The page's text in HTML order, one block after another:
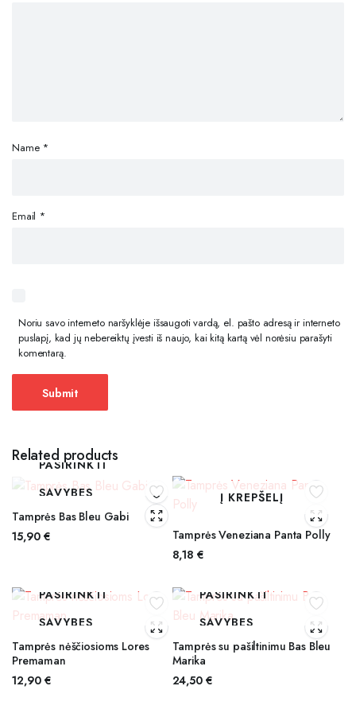
Name *
Email *
Noriu savo interneto naršyklėje išsaugoti vardą, el. pašto adresą ir interneto
puslapį, kad jų nebereiktų įvesti iš naujo, kai kitą kartą vėl norėsiu parašyti
komentarą.
Related products
PASIRINKTI
SAVYBES
Tamprės Bas Bleu Gabi
15,90€
Į KREPŠELĮ
Tamprės Veneziana Panta Polly
8,18 €
PASIRINKTI
SAVYBES
Tamprės nėščiosioms Lores
Premaman
12,90€
PASIRINKTI
SAVYBES
Tamprės su pašiltinimu Bas Bleu
Marika
24,50 €